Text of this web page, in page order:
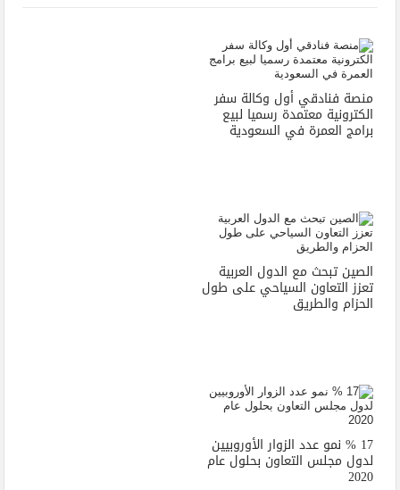
منصة فنادقي أول وكالة سفر
الكترونية معتمدة رسميا لبيع
برامج العمرة في السعودية
الصين تبحث مع الدول العربية
تعزز التعاون السياحي على طول
الحزام والطريق
17 % نمو عدد الزوار الأوروبيين
لدول مجلس التعاون بحلول عام
2020